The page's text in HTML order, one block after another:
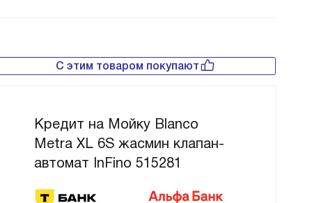
С этим товаром покупают
Кредит на Мойку Blanco
Metra XL 6S жасмин клапан-
автомат InFino 515281